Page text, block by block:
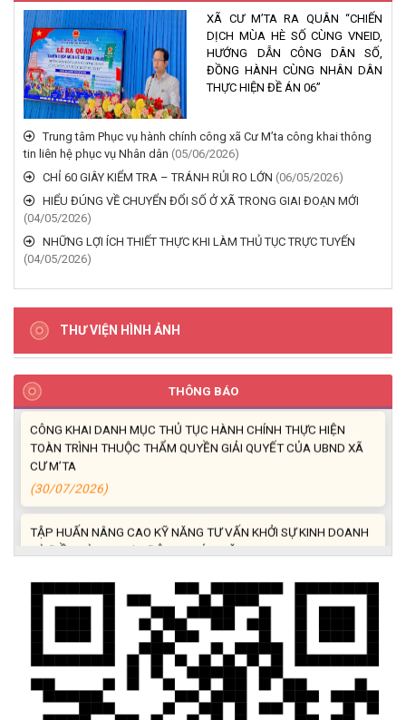
XÃ CƯ M’TA RA QUÂN “CHIẾN
DỊCH MÙA HÈ SỐ CÙNG VNEID,
HƯỚNG DẪN CÔNG DÂN SỐ,
ĐỒNG HÀNH CÙNG NHÂN DÂN
THỰC HIỆN ĐỀ ÁN 06”
Trung tâm Phục vụ hành chính công xã Cư M’ta công khai thông
tin liên hệ phục vụ Nhân dân (05/06/2026)
CHỈ 60 GIÂY KIỂM TRA – TRÁNH RỦI RO LỚN (06/05/2026)
HIỂU ĐÚNG VỀ CHUYỂN ĐỔI SỐ Ở XÃ TRONG GIAI ĐOẠN MỚI
(04/05/2026)
NHỮNG LỢI ÍCH THIẾT THỰC KHI LÀM THỦ TỤC TRỰC TUYẾN
(04/05/2026)
THƯ VIỆN HÌNH ẢNH
THÔNG BÁO
XÃ CƯ M’TA PHÁT ĐỘNG NGÀY AN NINH MẠNG VIỆT NAM NĂM
2026
(07/08/2026)
LỄ VIẾNG NGHĨA TRANG LIỆT SĨ PHỤC VỤ CÔNG TÁC XÁC
ĐỊNH DANH TÍNH HÀI CỐT LIỆT SĨ
(05/08/2026)
UBND XÃ CƯ M’TA CÔNG KHAI DANH MỤC THỦ TỤC HÀNH
CHÍNH THỰC HIỆN MỘT PHẦN
(30/07/2026)
TOÀN TRÌNH THUỘC THẨM QUYỀN GIẢI QUYẾT CỦA UBND XÃ
CƯ M’TA
VÀ ĐIỀU HÀNH HOẠT ĐỘNG NHÓM NĂM 2026
(21/07/2026)
ĐẢNG ỦY XÃ CƯ M’TA CÔNG BỐ CÁC QUYẾT ĐỊNH VỀ CÔNG
(21/07/2026)
ĐIỂM TỰA PHÁT TRIỂN KINH TẾ CỦA THANH NIÊN XÃ CƯ M’TA
(14/07/2026)